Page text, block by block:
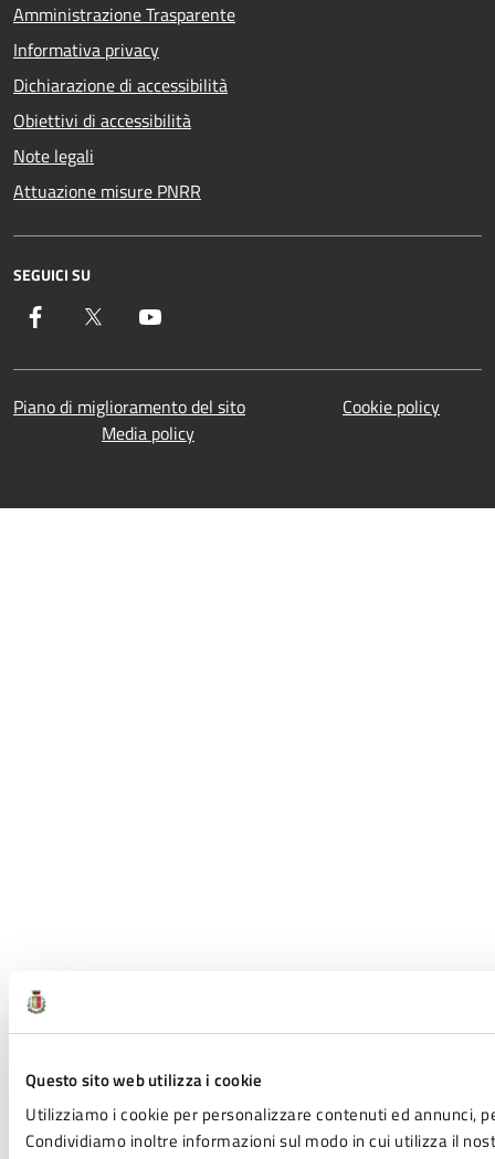
Questo sito web utilizza i cookie
Utilizziamo i cookie per personalizzare contenuti ed annunci,
Condividiamo inoltre informazioni sul modo in cui utilizza il
Amministrazione Trasparente
Informativa privacy
Dichiarazione di accessibilità
Obiettivi di accessibilità
Note legali
Attuazione misure PNRR
SEGUICI SU
Facebook Twitter
Piano di miglioramento del sito
Cookie policy
Media policy